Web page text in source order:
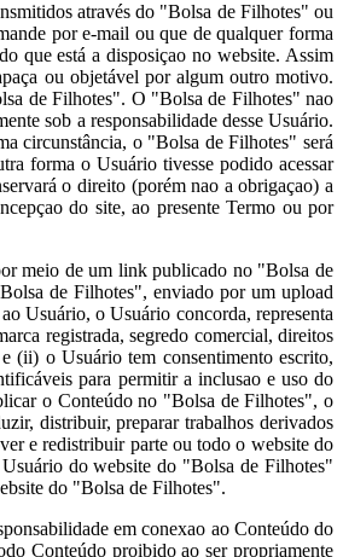
através do "Bolsa de Filhotes" ou
por e-mail ou que de qualquer forma
que está a disposiçao no website. Assim
ou objetável por algum outro motivo.
de Filhotes". O "Bolsa de Filhotes" nao
sob a responsabilidade desse Usuário.
circunstância, o "Bolsa de Filhotes" será
forma o Usuário tivesse podido acessar
o direito (porém nao a obrigaçao) a
do site, ao presente Termo ou por
meio de um link publicado no "Bolsa de
de Filhotes", enviado por um upload
Usuário, o Usuário concorda, representa
registrada, segredo comercial, direitos
(ii) o Usuário tem consentimento escrito,
para permitir a inclusao e uso do
o Conteúdo no "Bolsa de Filhotes", o
distribuir, preparar trabalhos derivados
e redistribuir parte ou todo o website do
do website do "Bolsa de Filhotes"
do "Bolsa de Filhotes".
em conexao ao Conteúdo do
Conteúdo proibido ao ser propriamente